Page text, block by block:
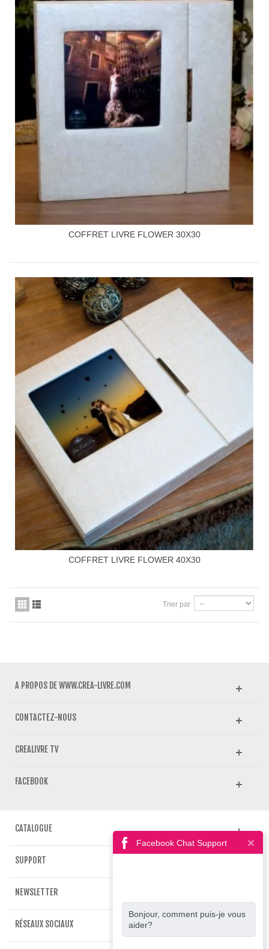
COFFRET LIVRE FLOWER 30X30
COFFRET LIVRE FLOWER 40X30
Trier par
A PROPOS DE WWW.CREA-LIVRE.COM
CONTACTEZ-NOUS
CREALIVRE TV
FACEBOOK
CATALOGUE
SUPPORT
NEWSLETTER
RÉSEAUX SOCIAUX
Facebook Chat Support
Bonjour, comment puis-je vous
aider?